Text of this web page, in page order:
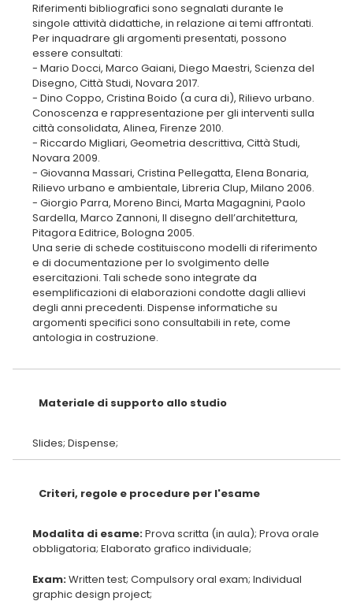
Riferimenti bibliografici sono segnalati durante le
singole attività didattiche, in relazione ai temi affrontati.
Per inquadrare gli argomenti presentati, possono
essere consultati:
- Mario Docci, Marco Gaiani, Diego Maestri, Scienza del
Disegno, Città Studi, Novara 2017.
- Dino Coppo, Cristina Boido (a cura di), Rilievo urbano.
Conoscenza e rappresentazione per gli interventi sulla
città consolidata, Alinea, Firenze 2010.
- Riccardo Migliari, Geometria descrittiva, Città Studi,
Novara 2009.
- Giovanna Massari, Cristina Pellegatta, Elena Bonaria,
Rilievo urbano e ambientale, Libreria Clup, Milano 2006.
- Giorgio Parra, Moreno Binci, Marta Magagnini, Paolo
Sardella, Marco Zannoni, Il disegno dell’architettura,
Pitagora Editrice, Bologna 2005.
Una serie di schede costituiscono modelli di riferimento
e di documentazione per lo svolgimento delle
esercitazioni. Tali schede sono integrate da
esemplificazioni di elaborazioni condotte dagli allievi
degli anni precedenti. Dispense informatiche su
argomenti specifici sono consultabili in rete, come
antologia in costruzione.
Materiale di supporto allo studio
Criteri, regole e procedure per l'esame
Modalita di esame:Prova scritta (in aula); Prova orale
Exam:Written test; Compulsory oral exam; Individual